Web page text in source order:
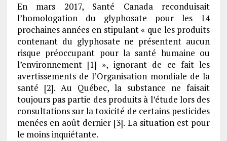
En mars 2017, Santé Canada reconduisait
l’homologation du glyphosate pour les 14
prochaines années en stipulant « que les produits
contenant du glyphosate ne présentent aucun
risque préoccupant pour la santé humaine ou
l’environnement [1] », ignorant de ce fait les
avertissements de l’Organisation mondiale de la
santé [2]. Au Québec, la substance ne faisait
toujours pas partie des produits à l’étude lors des
consultations sur la toxicité de certains pesticides
menées en août dernier [3]. La situation est pour
le moins inquiétante.